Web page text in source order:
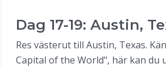
Dag 17-19: Austin,
Res västerut till Austin, Texas.
Capital of the World", här kan du